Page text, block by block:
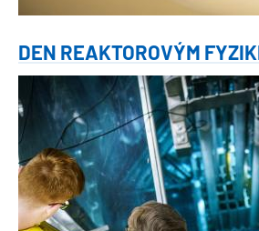
DEN REAKTOROVÝM
Obrázek